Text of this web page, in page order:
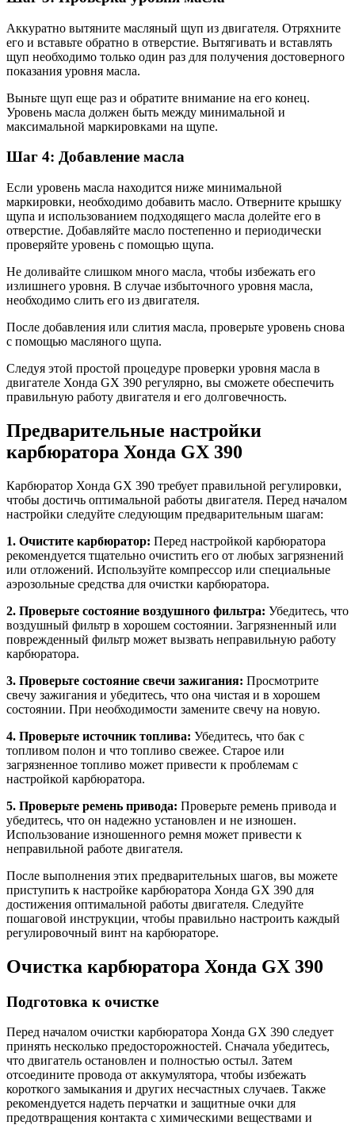
Аккуратно вытяните масляный щуп из двигателя. Отряхните
его и вставьте обратно в отверстие. Вытягивать и вставлять
щуп необходимо только один раз для получения достоверного
показания уровня масла.
Выньте щуп еще раз и обратите внимание на его конец.
Уровень масла должен быть между минимальной и
максимальной маркировками на щупе.
Шаг 4: Добавление масла
Если уровень масла находится ниже минимальной
маркировки, необходимо добавить масло. Отверните крышку
щупа и использованием подходящего масла долейте его в
отверстие. Добавляйте масло постепенно и периодически
проверяйте уровень с помощью щупа.
Не доливайте слишком много масла, чтобы избежать его
излишнего уровня. В случае избыточного уровня масла,
необходимо слить его из двигателя.
После добавления или слития масла, проверьте уровень снова
с помощью масляного щупа.
Следуя этой простой процедуре проверки уровня масла в
двигателе Хонда GX 390 регулярно, вы сможете обеспечить
правильную работу двигателя и его долговечность.
Предварительные настройки
карбюратора Хонда GX 390
Карбюратор Хонда GX 390 требует правильной регулировки,
чтобы достичь оптимальной работы двигателя. Перед началом
настройки следуйте следующим предварительным шагам:
1. Очистите карбюратор: Перед настройкой карбюратора
рекомендуется тщательно очистить его от любых загрязнений
или отложений. Используйте компрессор или специальные
аэрозольные средства для очистки карбюратора.
2. Проверьте состояние воздушного фильтра: Убедитесь, что
воздушный фильтр в хорошем состоянии. Загрязненный или
поврежденный фильтр может вызвать неправильную работу
карбюратора.
3. Проверьте состояние свечи зажигания: Просмотрите
свечу зажигания и убедитесь, что она чистая и в хорошем
состоянии. При необходимости замените свечу на новую.
4. Проверьте источник топлива: Убедитесь, что бак с
топливом полон и что топливо свежее. Старое или
загрязненное топливо может привести к проблемам с
настройкой карбюратора.
5. Проверьте ремень привода: Проверьте ремень привода и
убедитесь, что он надежно установлен и не изношен.
Использование изношенного ремня может привести к
неправильной работе двигателя.
После выполнения этих предварительных шагов, вы можете
приступить к настройке карбюратора Хонда GX 390 для
достижения оптимальной работы двигателя. Следуйте
пошаговой инструкции, чтобы правильно настроить каждый
регулировочный винт на карбюраторе.
Очистка карбюратора Хонда GX 390
Подготовка к очистке
Перед началом очистки карбюратора Хонда GX 390 следует
принять несколько предосторожностей. Сначала убедитесь,
что двигатель остановлен и полностью остыл. Затем
отсоедините провода от аккумулятора, чтобы избежать
короткого замыкания и других несчастных случаев. Также
рекомендуется надеть перчатки и защитные очки для
предотвращения контакта с химическими веществами и